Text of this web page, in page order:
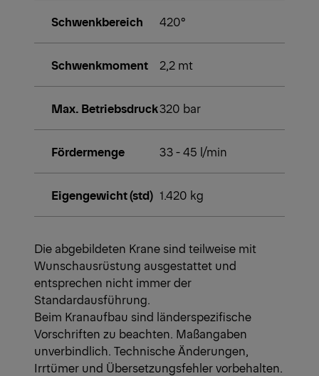
Schwenkbereich 420°
Schwenkmoment 2,2 mt
Max. Betriebsdruck320 bar
Fördermenge 33 - 45 l/min
Eigengewicht (std) 1.420 kg
Die abgebildeten Krane sind teilweise mit
Wunschausrüstung ausgestattet und
entsprechen nicht immer der
Standardausführung.
Beim Kranaufbau sind länderspezifische
Vorschriften zu beachten. Maßangaben
unverbindlich. Technische Änderungen,
Irrtümer und Übersetzungsfehler vorbehalten.